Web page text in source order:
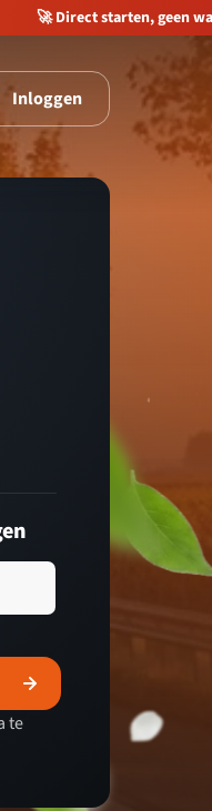
🚀 Direct starten, geen
Inloggen
te